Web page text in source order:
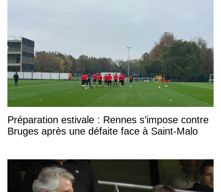
Préparation estivale : Rennes s’impose contre
Bruges après une défaite face à Saint-Malo